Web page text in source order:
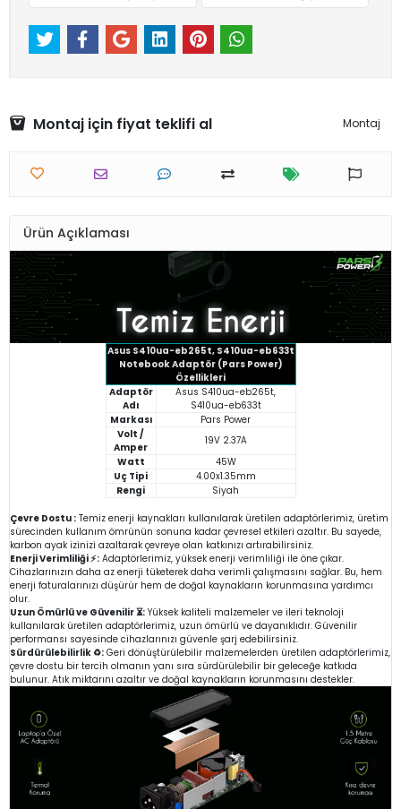
Montaj için fiyat teklifi al Montaj
Ürün Açıklaması
Asus S410ua-eb265t, S410ua-eb633t
Notebook Adaptör (Pars Power)
Özellikleri
Adaptör
Adı
Asus S410ua-eb265t,
S410ua-eb633t
Markası
Pars Power
Volt /
Amper
19V 2.37A
Watt
45W
Uç Tipi
4.00x1.35mm
Rengi
Siyah
Çevre Dostu : Temiz enerji kaynakları kullanılarak üretilen adaptörlerimiz, üretim
sürecinden kullanım ömrünün sonuna kadar çevresel etkileri azaltır. Bu sayede,
karbon ayak izinizi azaltarak çevreye olan katkınızı artırabilirsiniz.
Enerji Verimliliği ⚡: Adaptörlerimiz, yüksek enerji verimliliği ile öne çıkar.
Cihazlarınızın daha az enerji tüketerek daha verimli çalışmasını sağlar. Bu, hem
enerji faturalarınızı düşürür hem de doğal kaynakların korunmasına yardımcı
olur.
Uzun Ömürlü ve Güvenilir ⏳: Yüksek kaliteli malzemeler ve ileri teknoloji
kullanılarak üretilen adaptörlerimiz, uzun ömürlü ve dayanıklıdır. Güvenilir
performansı sayesinde cihazlarınızı güvenle şarj edebilirsiniz.
Sürdürülebilirlik ♻️: Geri dönüştürülebilir malzemelerden üretilen adaptörlerimiz,
çevre dostu bir tercih olmanın yanı sıra sürdürülebilir bir geleceğe katkıda
bulunur. Atık miktarını azaltır ve doğal kaynakların korunmasını destekler.